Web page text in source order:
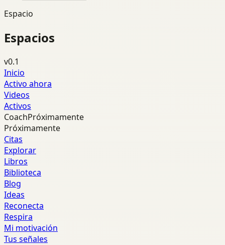
Espacio
Espacios
v0.1
Inicio
Activo ahora
Videos
Activos
CoachPróximamente
Próximamente
Citas
Explorar
Libros
Biblioteca
Blog
Ideas
Reconecta
Respira
Mi motivación
Tus señales